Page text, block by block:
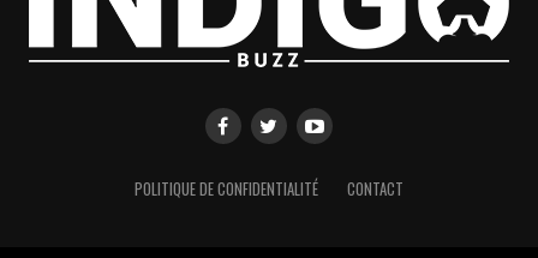
POLITIQUE DE CONFIDENTIALITÉ CONTACT